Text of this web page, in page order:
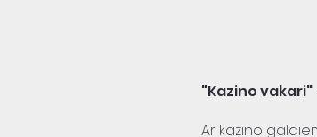
"Kazino
Ar kazino